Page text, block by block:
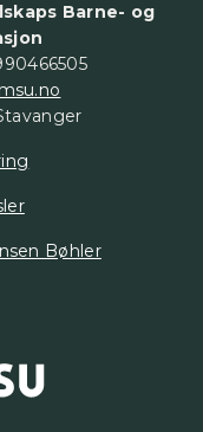
Barne- og
Bøhler